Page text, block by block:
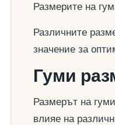
Размерите на
Различните
значение за
Гуми
Размерът на
влияе на